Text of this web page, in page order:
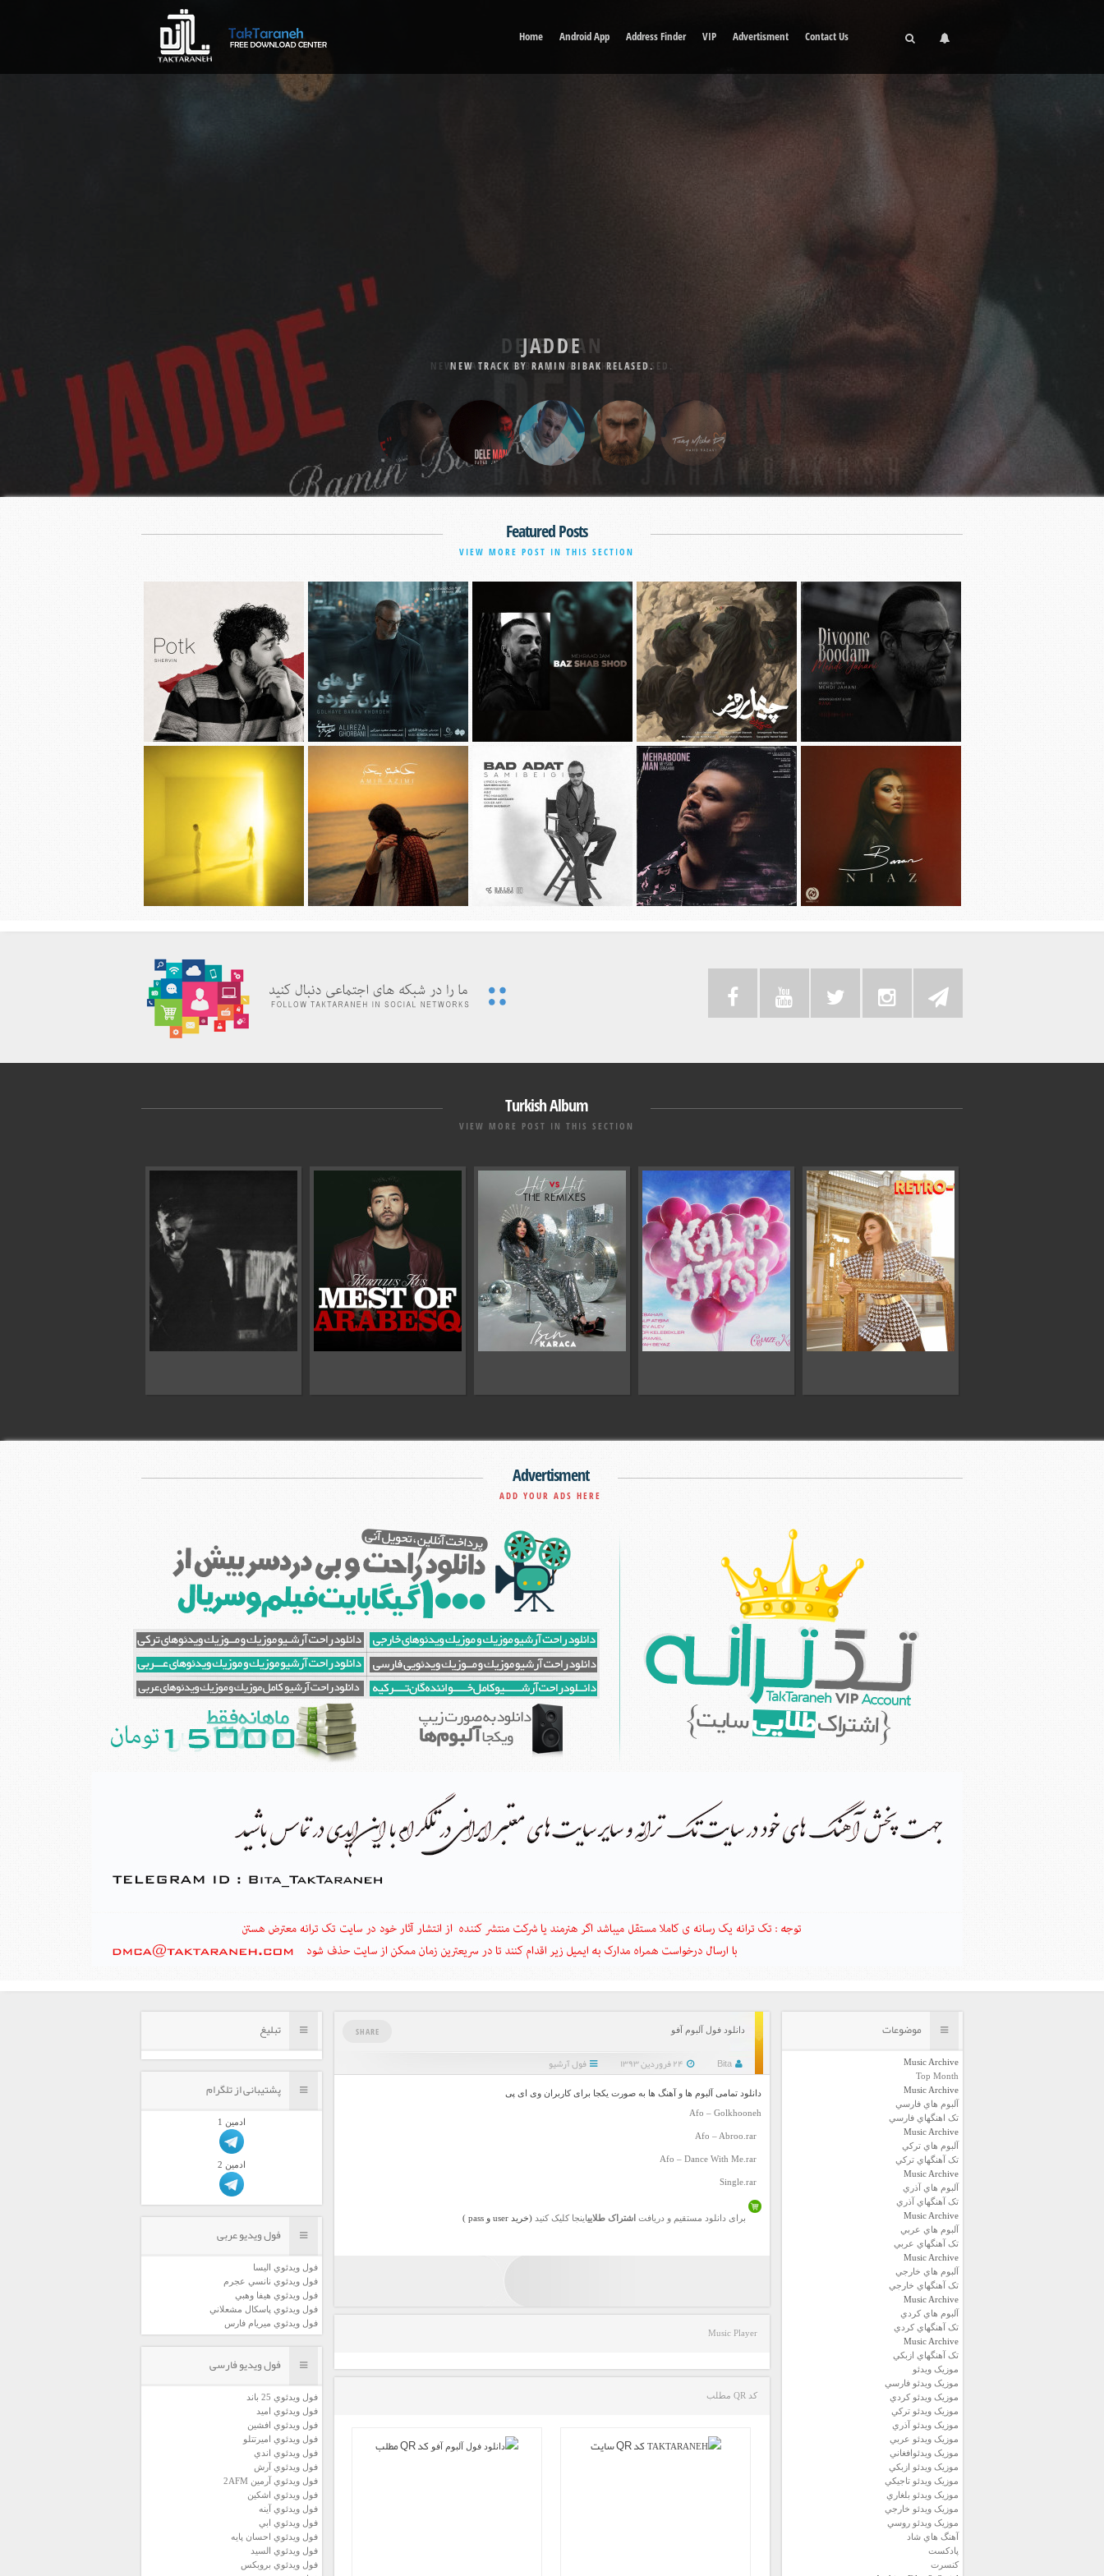
Home Android App Address Finder VIP Advertisment Contact Us
DELE MAN
NEW TRACK BY BABAK JAHANBAKHSH RELASED.
Featured Posts
VIEW MORE POST IN THIS SECTION
دانلود آهنگ جديد شروین حاجی پور به
گل های باران خورده
دانلود آهنگ جديد مهراد جم به نام باز
شب شد
دانلود آهنگ جديد محسن چاوشی به نام
چهل روز
دانلود آهنگ جديد مهدی جهانی به نام
دیوونه بودم
وقتی رفت
Turkish Album
VIEW MORE POST IN THIS SECTION
Advertisment
ADD YOUR ADS HERE
موضوعات
Music Archive
Top Month
Music Archive
آلبوم هاي فارسي
تک اهنگهاي فارسي
Music Archive
آلبوم هاي ترکي
تک آهنگهاي ترکي
Music Archive
آلبوم هاي آذري
تک آهنگهاي آذري
Music Archive
آلبوم هاي عربي
تک آهنگهاي عربي
Music Archive
آلبوم هاي خارجي
تک آهنگهاي خارجي
Music Archive
آلبوم هاي کردي
تک آهنگهاي کردي
Music Archive
تک آهنگهاي ازبکي
موزيک ويدئو
موزيک ويدئو فارسي
موزيک ويدئو كردي
موزيک ويدئو تركي
موزيک ويدئو آذري
موزيک ويدئو عربي
موزيک ويدئوافغاني
موزيک ويدئو ازبكي
موزيک ويدئو تاجيكي
موزيک ويدئو بلغاري
موزيک ويدئو خارجي
موزيک ويدئو روسي
آهنگ هاي شاد
پادكست
كنسرت
دانلود فول آلبوم آفو
Bita فول آرشیو
SHARE
دانلود تمامی آلبوم ها و آهنگ ها به صورت یکجا برای کاربران وی ای پی
Afo – Golkhooneh
Afo – Abroo.rar
Afo – Dance With Me.rar
Single.rar
برای دانلود مستقیم و دریافت اشتراک طلاییاینجا کلیک کنید (خرید user و pass )
Music Player
کد QR مطلب
کد QR مطلب کد QR سایت
تبلیغ
پشتیبانی از تلگرام
ادمين 1
ادمين 2
فول ویدیو عربی
فول ويدئوي اليسا
فول ويدئوي نانسي عجرم
فول ويدئوي هيفا وهبي
فول ويدئوي پاسكال مشعلاني
فول ويدئوي ميريام فارس
فول ویدیو فارسی
فول ويدئوي 25 باند
فول ويدئوي اميد
فول ويدئوي افشين
فول ويدئوي اميرتتلو
فول ويدئوي اندي
فول ويدئوي آرش
فول ويدئوي آرمين 2AFM
فول ويدئوي اشكين
فول ويدئوي آينه
فول ويدئوي ابي
فول ويدئوي احسان پايه
فول ويدئوي السيد
فول ويدئوي بروبكس